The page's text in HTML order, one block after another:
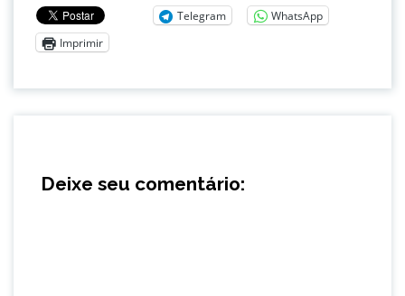
Telegram
WhatsApp
Imprimir
Deixe seu comentário: